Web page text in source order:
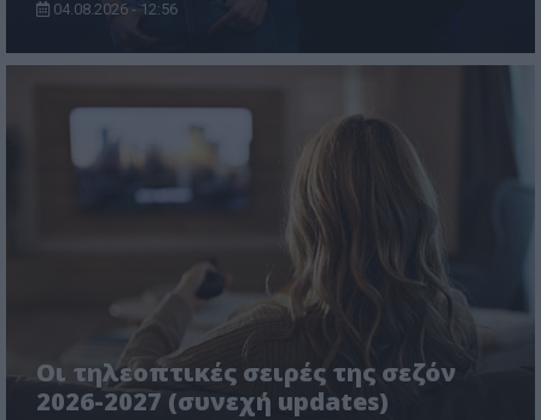
04.08.2026 - 12:56
Οι τηλεοπτικές σειρές της σεζόν
2026-2027 (συνεχή updates)